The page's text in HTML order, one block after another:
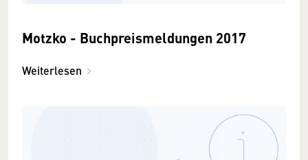
Motzko - Buchpreismeldungen 2017
Weiterlesen